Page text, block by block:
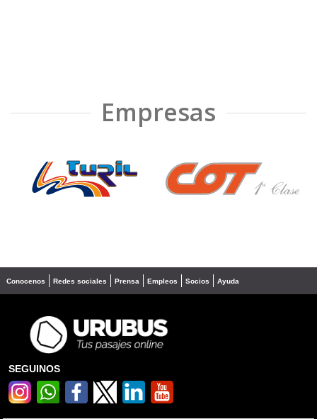
Empresas
❮ ❯
Conocenos Redes sociales Prensa Empleos Socios Ayuda
SEGUINOS